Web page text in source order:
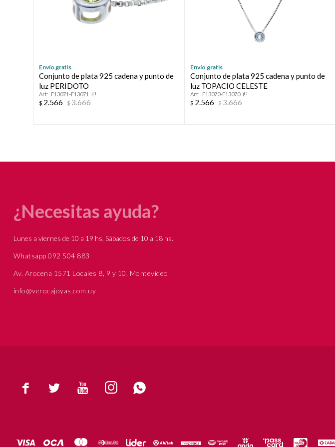
Envío gratis
Conjunto de plata 925 cadena y punto de
luz PERIDOTO
F13071-F13071
$ 2.566 $3.666
Envío gratis
Conjunto de plata 925 cadena y punto de
luz TOPACIO CELESTE
F13070-F13070
$ 2.566 $3.666
    
¿Necesitas ayuda?
Lunes a viernes de 10 a 19 hs, Sábados de 10 a 18 hs.
Whatsapp 092 504 883
Av. Arocena 1571 Locales 8, 9 y 10, Montevideo
info@verocajoyas.com.uy